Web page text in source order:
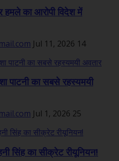
हमले का आरोपी विदेश में
Jul 11, 2026 14
पाटनी का सबसे रहस्यमयी
Jul 1, 2026 25
सिंह का सीक्रेट रीयूनियन!